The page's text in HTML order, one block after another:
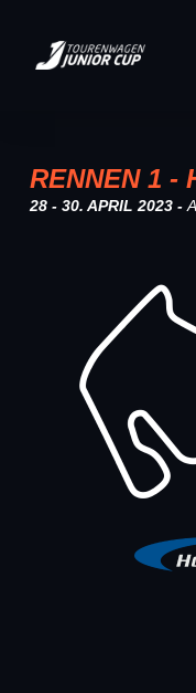
RENNEN 1 -
28 - 30. APRIL 2023 -